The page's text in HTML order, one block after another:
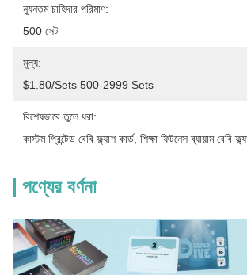
ন্যূনতম চাহিদার পরিমাণ:
500 সেট
মূল্য:
$1.80/sets 500-2999 Sets
বিশেষভাবে তুলে ধরা:
কাস্টম প্রিন্টেড বেবি ফ্ল্যাশ কার্ড, শিক্ষা ফিটনেস ব্যায়াম বেবি
পণ্যের বর্ণনা